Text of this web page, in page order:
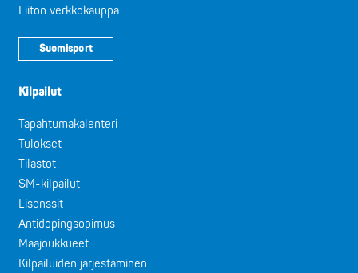
Liiton verkkokauppa
Suomisport
Kilpailut
Tapahtumakalenteri
Tulokset
Tilastot
SM-kilpailut
Lisenssit
Antidopingsopimus
Maajoukkueet
Kilpailuiden järjestäminen